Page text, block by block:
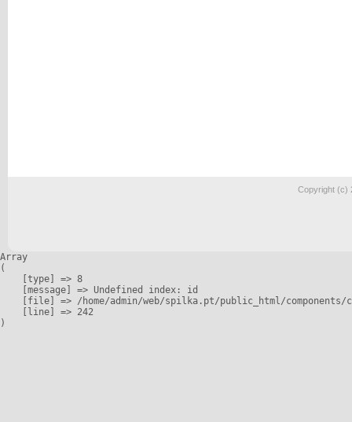
Copyright (c)
Array
(
    [type] => 8
    [message] => Undefined index: id
[file] => /home/admin/web/spilka.pt/public_html/
    [line] => 242